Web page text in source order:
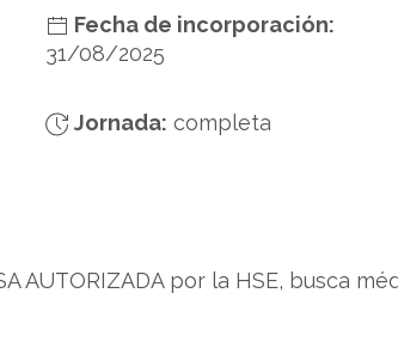
Fecha de incorporación:
31/08/2025
Jornada: completa
AUTORIZADA por la HSE, busca